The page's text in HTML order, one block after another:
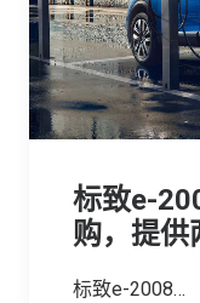
标致e-
购，提供
标致e-2008…